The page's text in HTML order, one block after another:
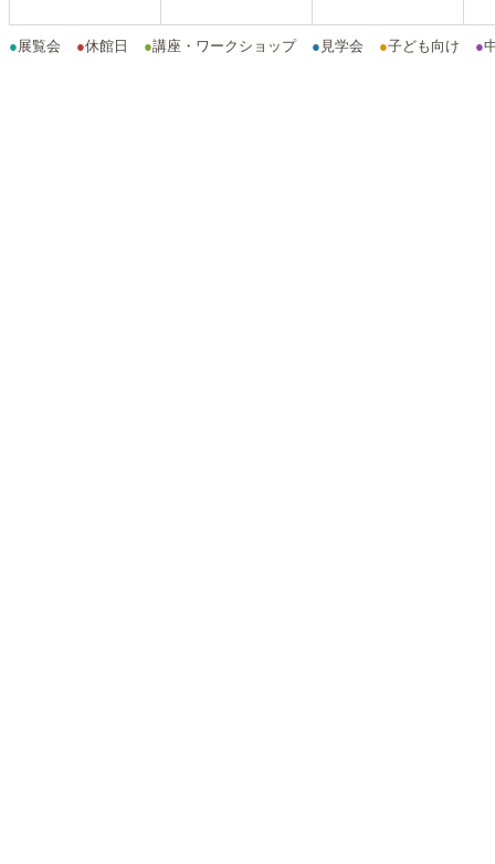
●展覧会 ●休館日 ●講座・ワークショップ ● 見学会 ●子ども向け ●